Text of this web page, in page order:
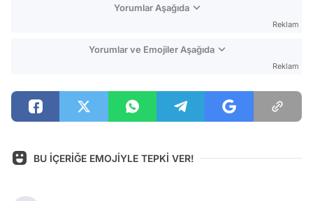
Yorumlar Aşağıda
Reklam
Yorumlar ve Emojiler Aşağıda
Reklam
BU İÇERİĞE EMOJİYLE TEPKİ VER!